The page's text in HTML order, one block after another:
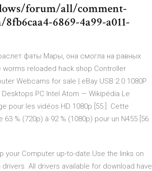
forum/all/comment-
6869-4a99-a011-
фаты Мары, она смогла на равных
reloaded hack shop Controller
Webcams for sale | eBay USB 2.0 1080P
PC Intel Atom — Wikipédia Le
pour les vidéos HD 1080p [55 ]. Cette
% (720p) à 92 % (1080p) pour un N455 [56
your Computer up-to-date.Use the links on
All drivers available for download have